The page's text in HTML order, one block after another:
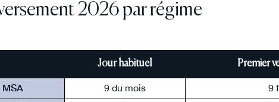
2026 par régime
Jour habituel Premier
9 du mois
9